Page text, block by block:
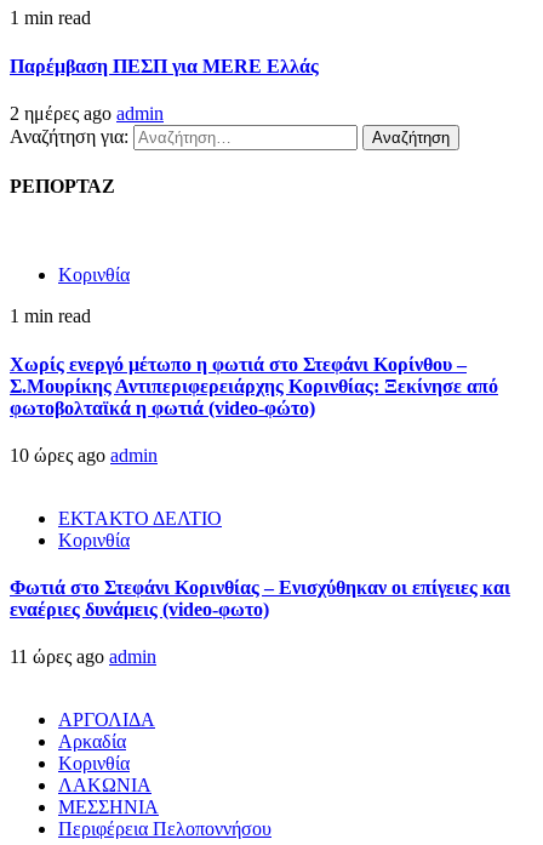
1 min read
Παρέμβαση ΠΕΣΠ για MERE Ελλάς
2 ημέρες ago admin
Αναζήτηση για:
ΡΕΠΟΡΤΑΖ
Κορινθία
1 min read
Χωρίς ενεργό μέτωπο η φωτιά στο Στεφάνι Κορίνθου –
Σ.Μουρίκης Αντιπεριφερειάρχης Κορινθίας: Ξεκίνησε από
φωτοβολταϊκά η φωτιά (video-φώτο)
10 ώρες ago admin
ΕΚΤΑΚΤΟ ΔΕΛΤΙΟ
Κορινθία
Φωτιά στο Στεφάνι Κορινθίας – Ενισχύθηκαν οι επίγειες και
εναέριες δυνάμεις (video-φωτο)
11 ώρες ago admin
ΑΡΓΟΛΙΔΑ
Αρκαδία
Κορινθία
ΛΑΚΩΝΙΑ
ΜΕΣΣΗΝΙΑ
Περιφέρεια Πελοποννήσου